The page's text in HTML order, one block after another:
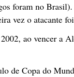
foram no
vez o atacante
ao vencer a
de Copa do